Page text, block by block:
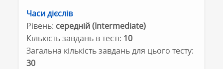
Часи дієслів
Рівень: середній (Intermediate)
Кількість завдань в тесті: 10
Загальна кількість завдань для цього тесту:
30